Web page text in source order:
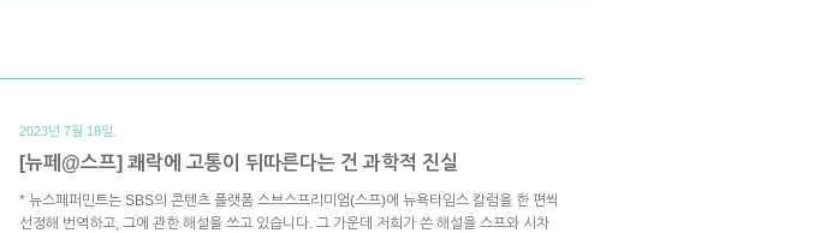
2023년 7월 18일.
[뉴페@스프] 쾌락에 고통이 뒤따른다는 건 과학적 진실
* 뉴스페퍼민트는 SBS의 콘텐츠 플랫폼 스브스프리미엄(스프)에 뉴욕타임스 칼럼을 한 편씩
선정해 번역하고, 그에 관한 해설을 쓰고 있습니다. 그 가운데 저희가 쓴 해설을 스프와 시차